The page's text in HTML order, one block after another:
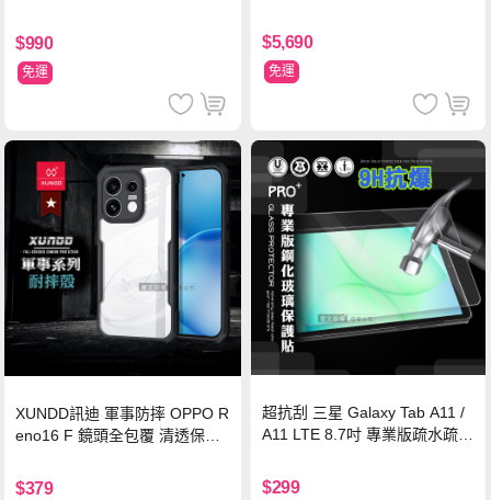
$990
免運
$5,690
免運
XUNDD訊迪 軍事防摔 OPPO R
eno16 F 鏡頭全包覆 清透保護
$379
超抗刮 三星 Galaxy Tab A11 /
A11 LTE 8.7吋 專業版疏水疏油
$299